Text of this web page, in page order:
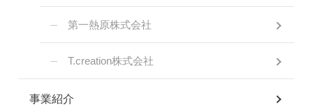
第一熱原株式会社
T.creation株式会社
事業紹介